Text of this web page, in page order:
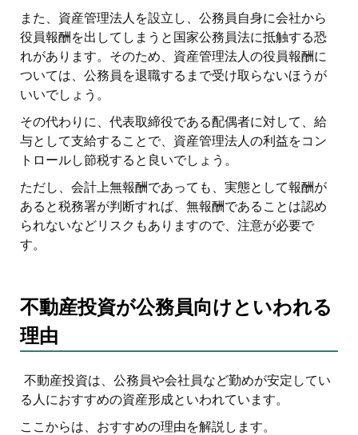
また、資産管理法人を設立し、公務員自身に会社から
役員報酬を出してしまうと国家公務員法に抵触する恐
れがあります。そのため、資産管理法人の役員報酬に
ついては、公務員を退職するまで受け取らないほうが
いいでしょう。
その代わりに、代表取締役である配偶者に対して、給
与として支給することで、資産管理法人の利益をコン
トロールし節税すると良いでしょう。
ただし、会計上無報酬であっても、実態として報酬が
あると税務署が判断すれば、無報酬であることは認め
られないなどリスクもありますので、注意が必要で
す。
不動産投資が公務員向けといわれる
理由
不動産投資は、公務員や会社員など勤めが安定してい
る人におすすめの資産形成といわれています。
ここからは、おすすめの理由を解説します。